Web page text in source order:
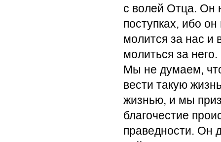
с волей Отца. Он
поступках, ибо
молится за нас и
молиться за
Мы не думаем,
вести такую
жизнью, и мы
благочестие
праведности. Он